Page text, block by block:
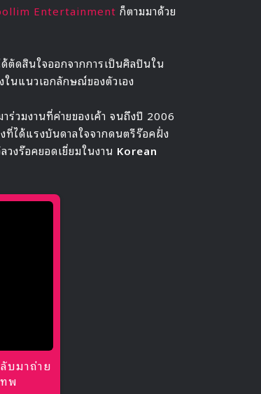
Entertainment ก็ตามมาด้วย
ดสินใจออกจากการเป็นศิลปินใน
นแนวเอกลักษณ์ของตัวเอง
วมงานที่ค่ายของเค้า จนถึงปี 2006
ได้แรงบันดาลใจจากดนตรีร๊อคฝั่ง
วงร๊อคยอดเยี่ยมในงาน Korean
บมาถ่าย
พ